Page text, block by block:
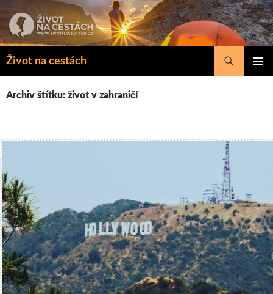
k
obsahu
Život na cestách
Hledat
Archiv štítku: život v zahraničí